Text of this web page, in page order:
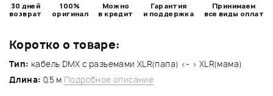
Коротко о товаре:
Тип: кабель DMX с разъемами XLR(папа) <- > XLR(мама)
Длина: 0,5 м Подробное описание
30 дней
возврат
100%
оригинал
Можно
в кредит
Гарантия
и поддержка
Принимаем
все виды оплат